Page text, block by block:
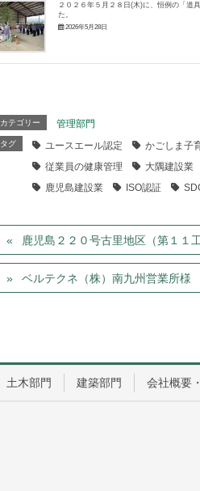
２０２６年５月２８日(木)に、恒例の「道
た。
2026年5月28日
カテゴリー 管理部門
タグ ユースエール認定 かごしま子
従業員の健康管理
大隅建設業
鹿児島建設業
ISO認証
鹿児島２２０号古里地区（第１１
ベルテクネ（株）南九州営業所
土木部門 建築部門 会社概要